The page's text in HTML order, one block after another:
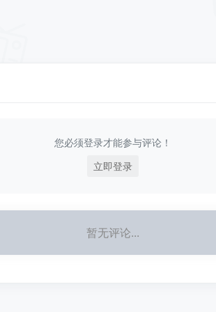
您必须登录才能参与评论！
立即登录
暂无评论...